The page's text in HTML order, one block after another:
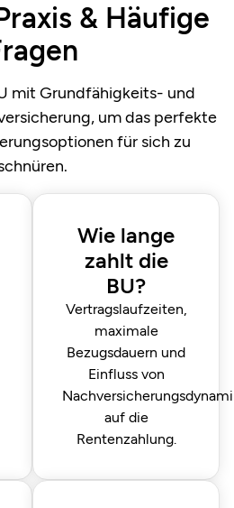
& Häufige
mit Grundfähigkeits- und
um das perfekte
für sich zu
Wie lange
zahlt die
BU?
Vertragslaufzeiten,
maximale
Bezugsdauern und
Einfluss von
auf die
Rentenzahlung.